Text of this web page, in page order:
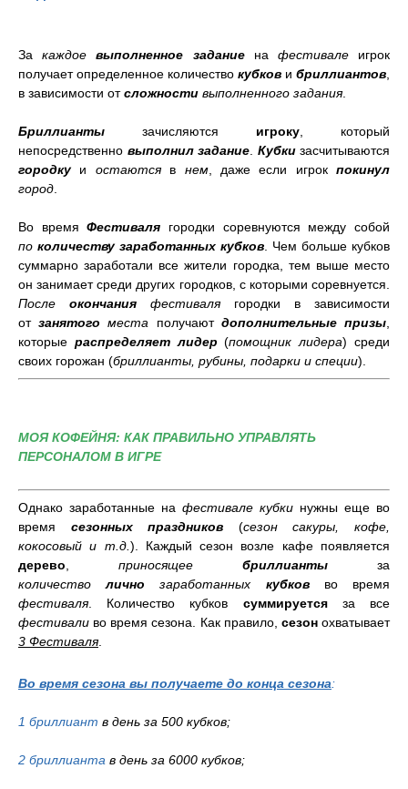
Закаждоевыполненное задание на фестивале игрок
получает определенное количество кубков и бриллиантов
в зависимости отсложности выполненного задания.
Бриллианты зачисляются игроку , который
непосредственно выполнил задание Кубки засчитываются
городку и остаются в нем, даже если игрок покинул
город
Во времяФестиваля городки соревнуются между собой
по количеству заработанных кубков . Чем больше кубков
суммарно заработали все жители городка, тем выше место
он занимает среди других городков, с которыми соревнуется.
После окончания фестивалягородки в зависимости
от занятогоместа получают дополнительные призы
которые распределяет лидер (помощник лидера) среди
своих горожан (бриллианты, рубины, подарки и специи).
МОЯ КОФЕЙНЯ: КАК ПРАВИЛЬНО УПРАВЛЯТЬ
ПЕРСОНАЛОМ В ИГРЕ
Однако заработанные на фестивале кубки нужны еще во
время сезонных праздников (сезон сакуры, кофе,
кокосовый и т.д. ). Каждый сезон возле кафе появляется
дерево
приносящее бриллианты
за
количестволичнозаработанных кубков
во время
фестиваля. Количество кубков суммируется за все
фестивали во время сезона. Как правило, сезонохватывает
3 Фестиваля.
Во время сезона вы получаете до конца сезона:
1 бриллиант в день за 500 кубков;
2 бриллианта в день за 6000 кубков;